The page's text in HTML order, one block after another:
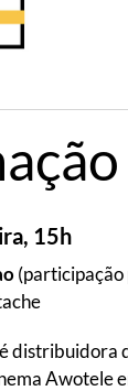
15h
distribuidora
Awotele